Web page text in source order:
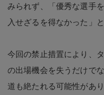
みられず、「優秀な選手
入せざるを得なかった」と
今回の禁止措置により、
の出場機会を失うだけで
道も絶たれる可能性があ